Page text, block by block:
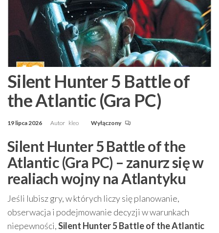
Silent Hunter 5 Battle of
the Atlantic (Gra PC)
19 lipca 2026 Autor kleo Wyłączony
Silent Hunter 5 Battle of the
Atlantic (Gra PC) – zanurz się w
realiach wojny na Atlantyku
Jeśli lubisz gry, w których liczy się planowanie,
obserwacja i podejmowanie decyzji w warunkach
niepewności,Silent Hunter 5 Battle of the Atlantic